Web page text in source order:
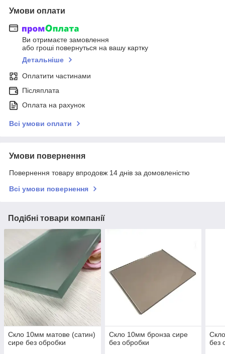
Умови оплати
Ви отримаєте замовлення
або гроші повернуться на вашу картку
Детальніше
Оплатити частинами
Післяплата
Оплата на рахунок
Всі умови оплати
Умови повернення
Повернення товару впродовж 14 днів за домовленістю
Всі умови повернення
Подібні товари компанії
Скло 10мм матове (сатин)
сире без обробки
Скло 10мм бронза сире
без обробки
без